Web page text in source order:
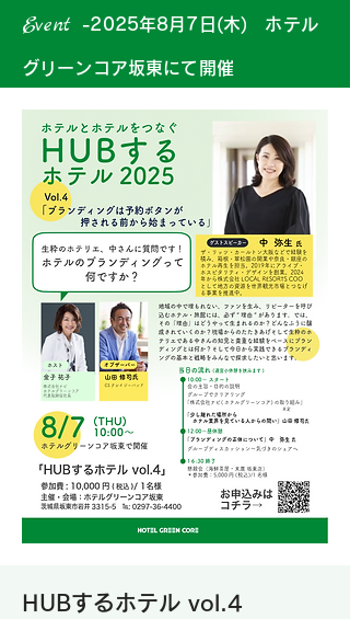
Event-2025年8月7日(木) ホテル
グリーンコア坂東にて開催
HUBするホテル vol.4